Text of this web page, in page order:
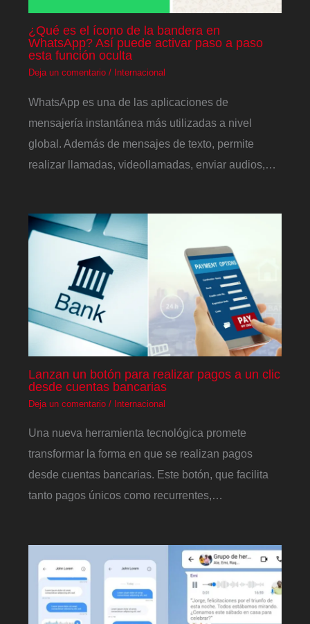
¿Qué es el ícono de la bandera en
WhatsApp? Así puede activar paso a paso
esta función oculta
Deja un comentario / Internacional
WhatsApp es una de las aplicaciones de
mensajería instantánea más utilizadas a nivel
global. Además de mensajes de texto, permite
realizar llamadas, videollamadas, enviar audios,…
Lanzan un botón para realizar pagos a un clic
desde cuentas bancarias
Deja un comentario / Internacional
Una nueva herramienta tecnológica promete
transformar la forma en que se realizan pagos
desde cuentas bancarias. Este botón, que facilita
tanto pagos únicos como recurrentes,…